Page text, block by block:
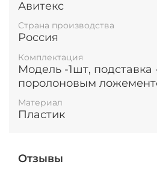
Авитекс
Страна производства
Россия
Комплектация
Модель -1шт, подставка
поролоновым
Материал
Пластик
Отзывы